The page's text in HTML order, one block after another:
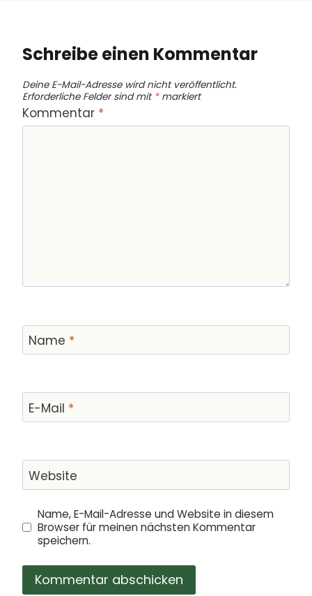
Schreibe einen Kommentar
Deine E-Mail-Adresse wird nicht veröffentlicht.
Erforderliche Felder sind mit *markiert
Kommentar *
Name *
E-Mail *
Website
Name, E-Mail-Adresse und Website in diesem
Browser für meinen nächsten Kommentar
speichern.